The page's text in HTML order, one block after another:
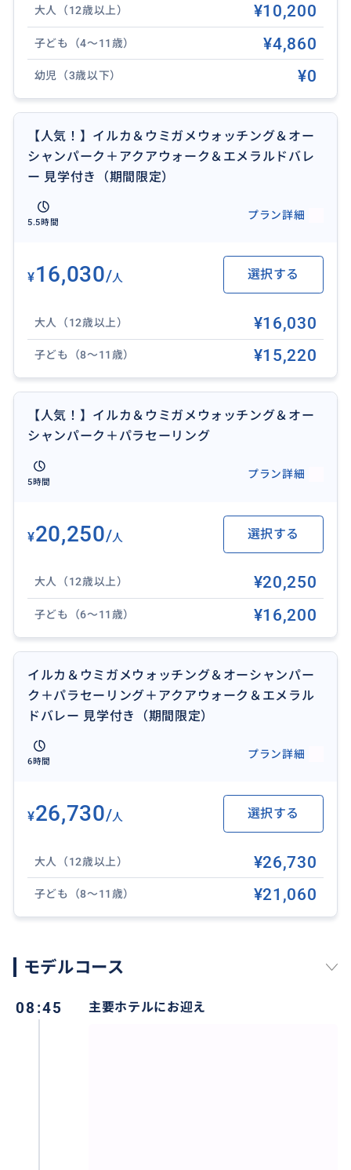
イルカだけじゃない？運が良ければウミガメやトビウ
してお見せします！
おすすめ
オーシャンパーク付き♪シュノーケリングで南国の魚
と泳ぐも良し、水上トランポリン、水上マット、滑り
台などで遊ぶも良し。子供から大人まで楽しめます。
ボートには、トイレ・シャワーも付いています。
おすすめ
大人（12歳以上） ¥10,200
子ども（4〜11歳） ¥4,860
幼児（3歳以下） ¥0
【人気！】イルカ＆ウミガメウォッチング＆オー
シャンパーク＋アクアウォーク＆エメラルドバレ
ー 見学付き（期間限定）
5.5時間
プラン詳細
¥16,030/人 選択する
大人（12歳以上） ¥16,030
子ども（8〜11歳） ¥15,220
【人気！】イルカ＆ウミガメウォッチング＆オー
シャンパーク＋パラセーリング
5時間
プラン詳細
¥20,250/人 選択する
大人（12歳以上） ¥20,250
子ども（6〜11歳） ¥16,200
イルカ＆ウミガメウォッチング＆オーシャンパー
ク＋パラセーリング＋アクアウォーク＆エメラル
ドバレー 見学付き（期間限定）
6時間
プラン詳細
¥26,730/人 選択する
大人（12歳以上） ¥26,730
子ども（8〜11歳） ¥21,060
モデルコース
08:45 主要ホテルにお迎え